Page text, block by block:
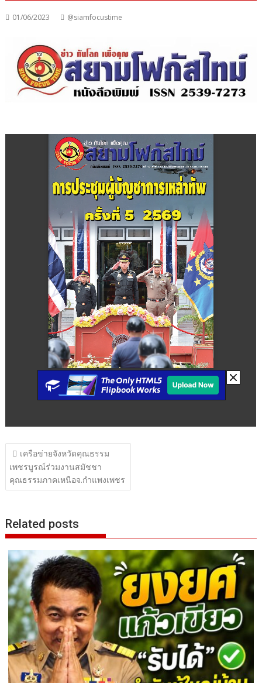
01/06/2023 @siamfocustime
แนะแนว
เรื่อง
เครือข่ายจังหวัดคุณธรรม
เพชรบูรณ์ร่วมงานสมัชชา
คุณธรรมภาคเหนือจ.กำแพงเพชร
Related posts